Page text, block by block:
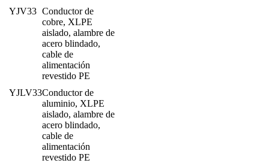
YJV33 Conductor de
cobre, XLPE
aislado, alambre de
acero blindado,
cable de
alimentación
revestido PE
YJLV33Conductor de
aluminio, XLPE
aislado, alambre de
acero blindado,
cable de
alimentación
revestido PE